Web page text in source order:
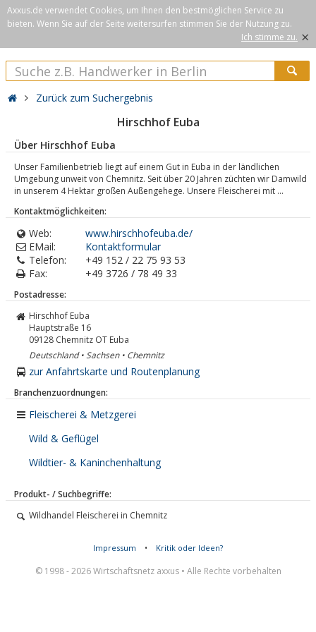
Axxus.de verwendet Cookies, um Ihnen den bestmöglichen Service zu
bieten. Wenn Sie auf der Seite weitersurfen stimmen Sie der Nutzung zu.
Ich stimme zu. ×
Zurück zum Suchergebnis
Hirschhof Euba
Über Hirschhof Euba
Unser Familienbetrieb liegt auf einem Gut in Euba in der ländlichen
Umgebung unweit von Chemnitz. Seit über 20 Jahren züchten wir Damwild
in unserem 4 Hektar großen Außengehege. Unsere Fleischerei mit ...
Kontaktmöglichkeiten:
Web:
www.hirschhofeuba.de/
EMail:
Kontaktformular
Telefon:
+49 152 / 22 75 93 53
Fax:
+49 3726 / 78 49 33
Postadresse:
Hirschhof Euba
Hauptstraße 16
09128 Chemnitz OT Euba
Deutschland • Sachsen • Chemnitz
zur Anfahrtskarte und Routenplanung
Branchenzuordnungen:
Fleischerei & Metzgerei
Wild & Geflügel
Wildtier- & Kaninchenhaltung
Produkt- / Suchbegriffe:
Wildhandel Fleischerei in Chemnitz
Impressum • Kritik oder Ideen?
© 1998 - 2026 Wirtschaftsnetz axxus • Alle Rechte vorbehalten